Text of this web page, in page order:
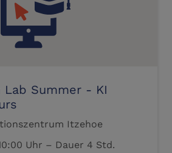
Lab Summer - KI
Itzehoe
13. August, 10:00 Uhr – Dauer 4 Std.